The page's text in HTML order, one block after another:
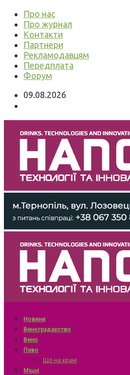
Про нас
Про журнал
Контакти
Партнери
Рекламодавцям
Передплата
Форум
09.08.2026
Новини
Виноградарство
Вино
Пиво
Що на крані
Міцні